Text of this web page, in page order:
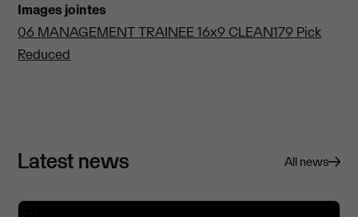
Images jointes
06 MANAGEMENT TRAINEE 16x9 CLEAN179 Pick
Reduced
Latest news All news